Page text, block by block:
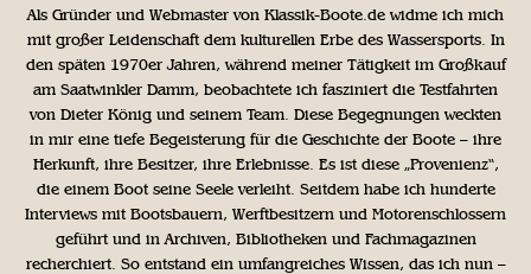
Als Gründer und Webmaster von Klassik-Boote.de widme ich mich
mit großer Leidenschaft dem kulturellen Erbe des Wassersports. In
den späten 1970er Jahren, während meiner Tätigkeit im Großkauf
am Saatwinkler Damm, beobachtete ich fasziniert die Testfahrten
von Dieter König und seinem Team. Diese Begegnungen weckten
in mir eine tiefe Begeisterung für die Geschichte der Boote – ihre
Herkunft, ihre Besitzer, ihre Erlebnisse. Es ist diese „Provenienz“,
die einem Boot seine Seele verleiht. Seitdem habe ich hunderte
Interviews mit Bootsbauern, Werftbesitzern und Motorenschlossern
geführt und in Archiven, Bibliotheken und Fachmagazinen
recherchiert. So entstand ein umfangreiches Wissen, das ich nun –